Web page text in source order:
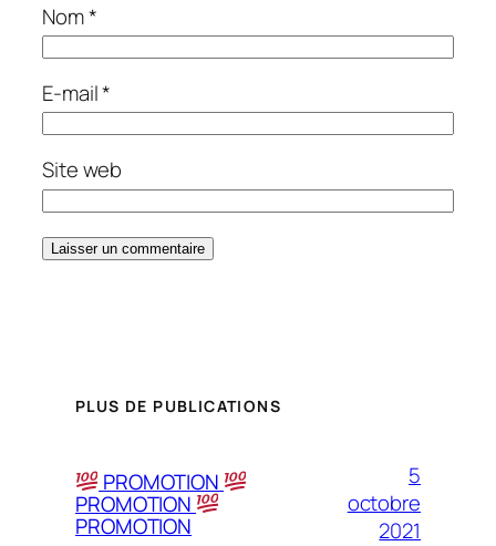
Nom*
E-mail*
Site web
PLUS DE PUBLICATIONS
PROMOTION
PROMOTION
PROMOTION
5
octobre
2021